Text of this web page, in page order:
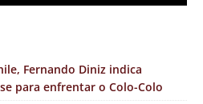
Fernando Diniz indica
para enfrentar o Colo-Colo